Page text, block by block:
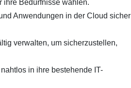
ihre Bedürfnisse wählen.
Anwendungen in der Cloud sicher
verwalten, um sicherzustellen,
in ihre bestehende IT-